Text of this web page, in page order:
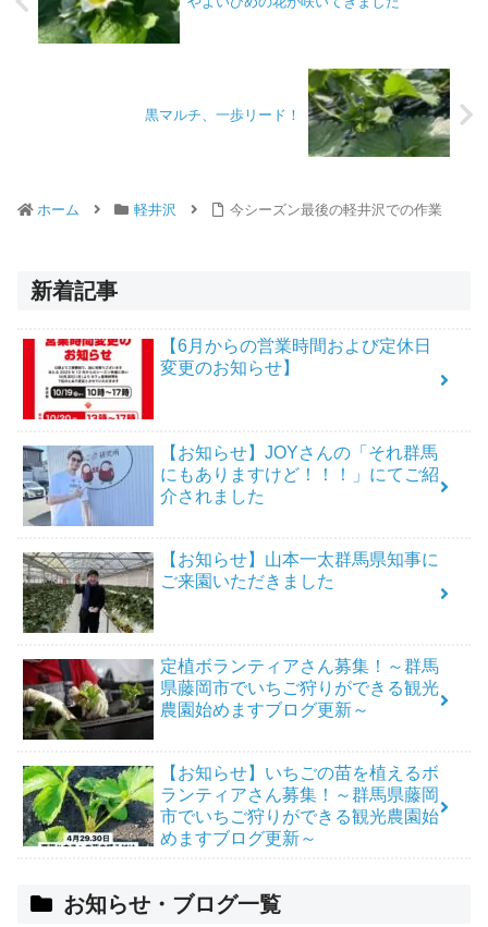
黒マルチ、一歩リード！
ホーム 軽井沢 今シーズン最後の軽井沢での作業
新着記事
【6月からの営業時間および定休日
変更のお知らせ】
【お知らせ】JOYさんの「それ群馬
にもありますけど！！！」にてご紹
介されました
【お知らせ】山本一太群馬県知事に
ご来園いただきました
定植ボランティアさん募集！～群馬
県藤岡市でいちご狩りができる観光
農園始めますブログ更新～
【お知らせ】いちごの苗を植えるボ
ランティアさん募集！～群馬県藤岡
市でいちご狩りができる観光農園始
めますブログ更新～
お知らせ・ブログ一覧